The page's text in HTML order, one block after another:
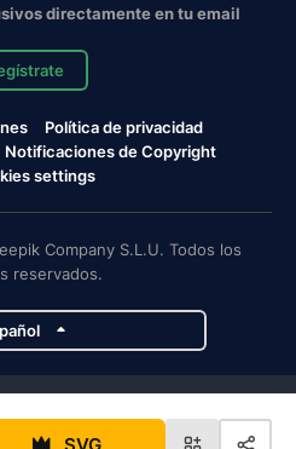
directamente en tu email
Política de privacidad
Notificaciones de Copyright
settings
Company S.L.U. Todos los
reservados.